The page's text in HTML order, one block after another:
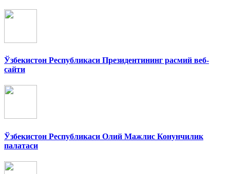
Ўзбекистон Республикаси Президентининг расмий веб-
сайти
Ўзбекистон Республикаси Олий Мажлис Конунчилик
палатаси